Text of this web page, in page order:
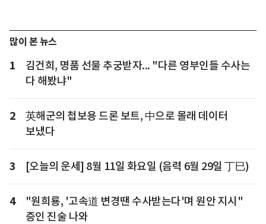
많이 본 뉴스
1
김건희, 명품 선물 추궁받자... "다른 영부인들 수사는
다 해봤냐"
2
英해군의 첩보용 드론 보트, 中으로 몰래 데이터
보냈다
3 [오늘의 운세] 8월 11일 화요일 (음력 6월 29일 丁巳)
4
"원희룡, '고속道 변경땐 수사받는다'며 원안 지시"
증인 진술 나와